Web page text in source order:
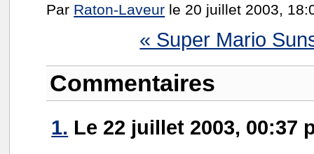
Par Raton-Laveur le 20 juillet 2003,
« Super Mario
Commentaires
1. Le 22 juillet 2003, 00:37